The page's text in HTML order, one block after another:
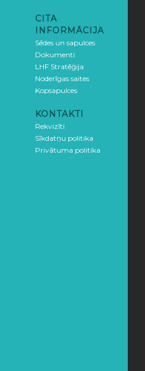
CITA
INFORMĀCIJA
Sēdes un sapulces
Dokumenti
LHF Stratēģija
Noderīgas saites
Kopsapulces
KONTAKTI
Rekvizīti
Sīkdatņu politika
Privātuma politika